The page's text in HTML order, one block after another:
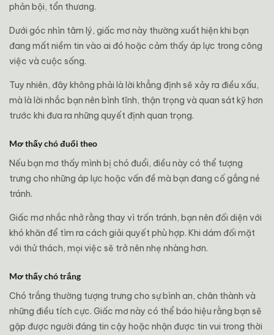
phản bội, tổn thương.
Dưới góc nhìn tâm lý, giấc mơ này thường xuất hiện khi bạn
đang mất niềm tin vào ai đó hoặc cảm thấy áp lực trong công
việc và cuộc sống.
Tuy nhiên, đây không phải là lời khẳng định sẽ xảy ra điều xấu,
mà là lời nhắc bạn nên bình tĩnh, thận trọng và quan sát kỹ hơn
trước khi đưa ra những quyết định quan trọng.
Mơ thấy chó đuổi theo
Nếu bạn mơ thấy mình bị chó đuổi, điều này có thể tượng
trưng cho những áp lực hoặc vấn đề mà bạn đang cố gắng né
tránh.
Giấc mơ nhắc nhở rằng thay vì trốn tránh, bạn nên đối diện với
khó khăn để tìm ra cách giải quyết phù hợp. Khi dám đối mặt
với thử thách, mọi việc sẽ trở nên nhẹ nhàng hơn.
Mơ thấy chó trắng
Chó trắng thường tượng trưng cho sự bình an, chân thành và
những điều tích cực. Giấc mơ này có thể báo hiệu rằng bạn sẽ
gặp được người đáng tin cậy hoặc nhận được tin vui trong thời